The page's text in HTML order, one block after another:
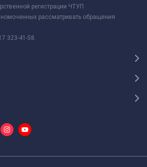
регистрации ЧТУП
рассматривать обращения
323-41-58.